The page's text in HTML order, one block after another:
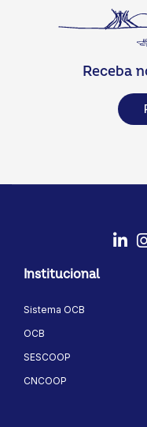
Receba
Institucional
Sistema OCB
OCB
SESCOOP
CNCOOP